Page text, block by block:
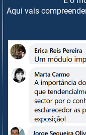
Aqui vais